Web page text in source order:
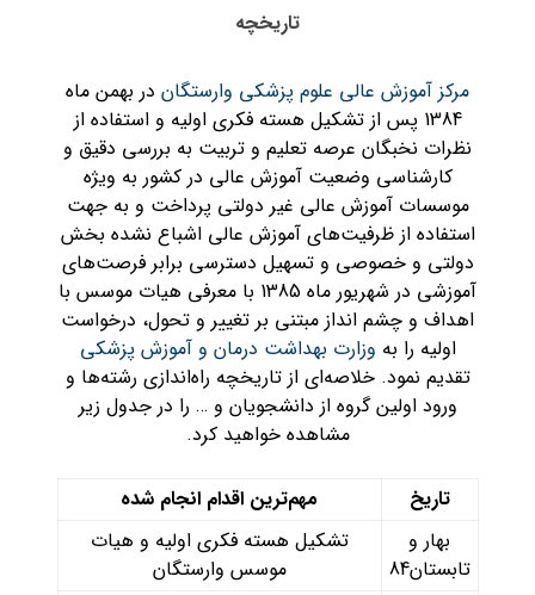
تاریخچه
مرکز آموزش عالی علوم پزشکی وارستگان در بهمن ماه
1384 پس از تشکیل هسته فکری اولیه و استفاده از
نظرات نخبگان عرصه تعلیم و تربیت به بررسی دقیق و
کارشناسی وضعیت آموزش عالی در کشور به ویژه
موسسات آموزش عالی غیر دولتی پرداخت و به جهت
استفاده از ظرفیت‌های آموزش عالی اشباع نشده بخش
دولتی و خصوصی و تسهیل دسترسی برابر فرصت‌های
آموزشی در شهریور ماه 1385 با معرفی هیات موسس با
اهداف و چشم انداز مبتنی بر تغییر و تحول، درخواست
اولیه را به وزارت بهداشت درمان و آموزش پزشکی
تقدیم نمود. خلاصه‌ای از تاریخچه راه‌اندازی رشته‌ها و
ورود اولین گروه از دانشجویان و … را در جدول زیر
مشاهده خواهید کرد.
تاریخ
مهم‌ترین اقدام انجام شده
بهار و
تابستان84
تشکیل هسته فکری اولیه و هیات
موسس وارستگان